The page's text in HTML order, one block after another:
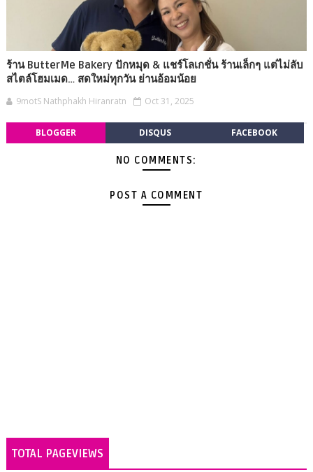
ร้าน ButterMe Bakery ปักหมุด & แชร์โลเกชั่น ร้านเล็กๆ แต่ไม่ลับ
สไตล์โฮมเมด… สดใหม่ทุกวัน ย่านอ้อมน้อย
9motS Nathphakh Hiranratn Oct 31, 2025
BLOGGER DISQUS FACEBOOK
NO COMMENTS:
POST A COMMENT
TOTAL PAGEVIEWS